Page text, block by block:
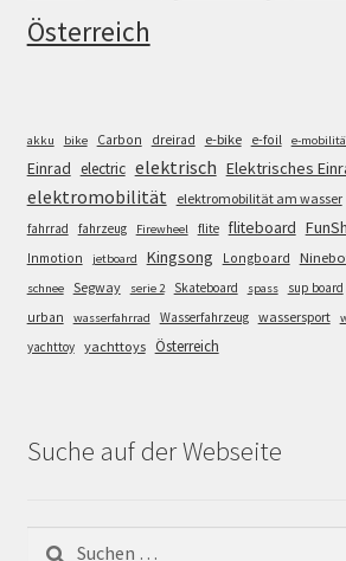
Österreich
akku bike Carbon dreirad e-bike e-foil e-
Einrad electric elektrisch Elektrisches
elektromobilität elektromobilität am wasser
fahrrad
fahrzeug Firewheel flite fliteboard
Inmotion jetboard Kingsong Longboard
schnee Segway serie 2 Skateboard spass sup board
urban wasserfahrrad Wasserfahrzeug wassersport
yachttoy yachttoys Österreich
Suche auf der Webseite
Suchen